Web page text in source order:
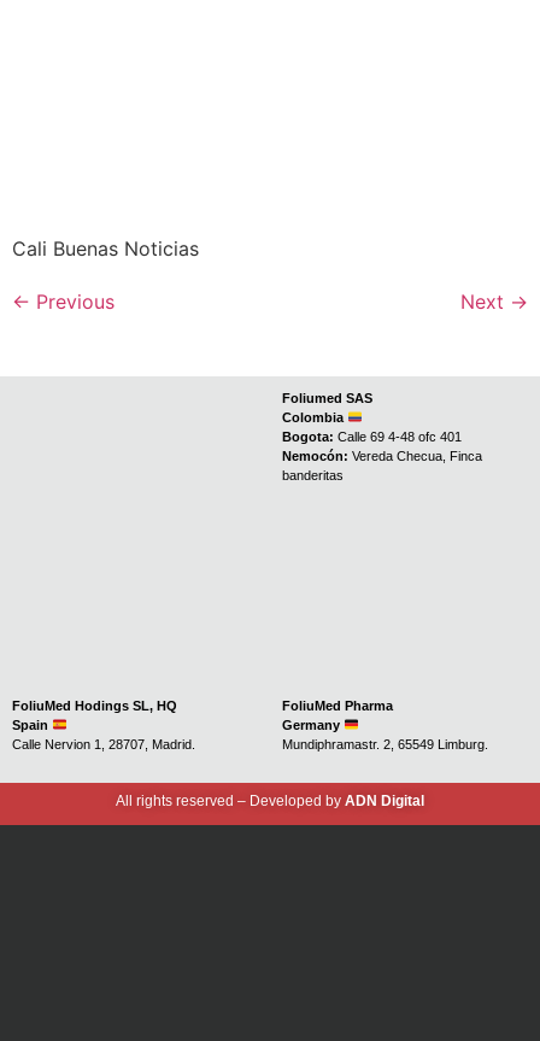
Cali Buenas Noticias
← Previous Next →
Foliumed SAS
Colombia
Bogota: Calle 69 4-48 ofc 401
Nemocón: Vereda Checua, Finca
banderitas
FoliuMed Hodings SL, HQ
Spain
Calle Nervion 1, 28707, Madrid.
FoliuMed Pharma
Germany
Mundiphramastr. 2, 65549 Limburg.
All rights reserved – Developed by ADN Digital